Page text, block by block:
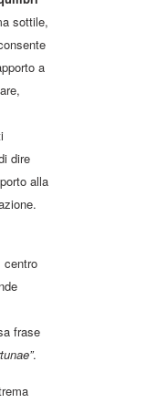
sottile,
a
dire
alla
centro
frase
.